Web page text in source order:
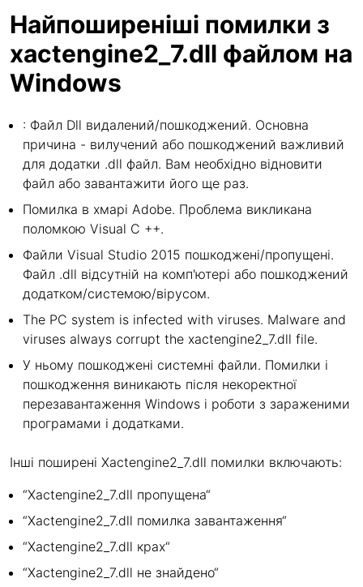
Найпоширеніші помилки з
xactengine2_7.dll файлом на
Windows
: Файл Dll видалений/пошкоджений. Основна
причина - вилучений або пошкоджений важливий
для додатки .dll файл. Вам необхідно відновити
файл або завантажити його ще раз.
Помилка в хмарі Adobe. Проблема викликана
поломкою Visual C ++.
Файли Visual Studio 2015 пошкоджені/пропущені.
Файл .dll відсутній на комп'ютері або пошкоджений
додатком/системою/вірусом.
The PC system is infected with viruses. Malware and
viruses always corrupt the xactengine2_7.dll file.
У ньому пошкоджені системні файли. Помилки і
пошкодження виникають після некоректної
перезавантаження Windows і роботи з зараженими
програмами і додатками.
Інші поширені Xactengine2_7.dll помилки включають:
“Xactengine2_7.dll пропущена“
“Xactengine2_7.dll помилка завантаження“
“Xactengine2_7.dll крах“
“Xactengine2_7.dll не знайдено“